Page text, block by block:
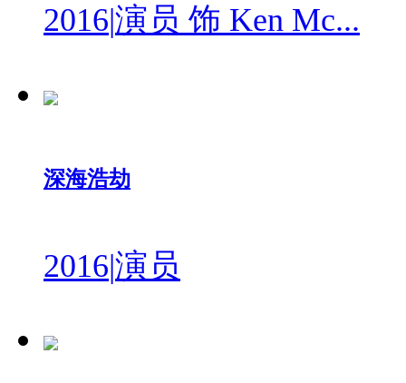
2016|演员 饰 Ken Mc...
深海浩劫
2016|演员